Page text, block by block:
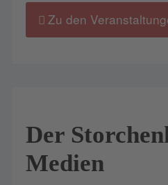
Zu den
Der
Medien